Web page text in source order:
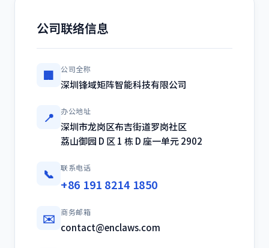
公司联络信息
🏢 公司全称
深圳锋域矩阵智能科技有限公司
📍 办公地址
深圳市龙岗区布吉街道罗岗社区
荔山御园 D 区 1 栋 D 座一单元 2902
📞 联系电话
+86 191 8214 1850
✉️ 商务邮箱
contact@enclaws.com